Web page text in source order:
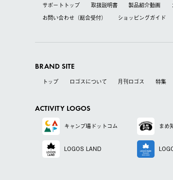
サポートトップ 取扱説明書 製品紹介動画
お問い合わせ（総合受付）
ショッピングガイド
BRAND SITE
トップ ロゴスについて 月刊ロゴス 特集
ACTIVITY LOGOS
キャンプ場ドットコム まめ
LOGOS LAND